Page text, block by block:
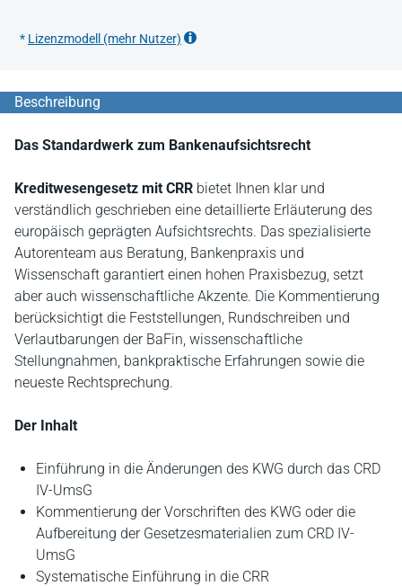
* Lizenzmodell (mehr Nutzer)
Beschreibung
Das Standardwerk zum Bankenaufsichtsrecht
Kreditwesengesetz mit CRR bietet Ihnen klar und
verständlich geschrieben eine detaillierte Erläuterung des
europäisch geprägten Aufsichtsrechts. Das spezialisierte
Autorenteam aus Beratung, Bankenpraxis und
Wissenschaft garantiert einen hohen Praxisbezug, setzt
aber auch wissenschaftliche Akzente. Die Kommentierung
berücksichtigt die Feststellungen, Rundschreiben und
Verlautbarungen der BaFin, wissenschaftliche
Stellungnahmen, bankpraktische Erfahrungen sowie die
neueste Rechtsprechung.
Der Inhalt
Einführung in die Änderungen des KWG durch das CRD
IV-UmsG
Kommentierung der Vorschriften des KWG oder die
Aufbereitung der Gesetzesmaterialien zum CRD IV-
UmsG
Systematische Einführung in die CRR